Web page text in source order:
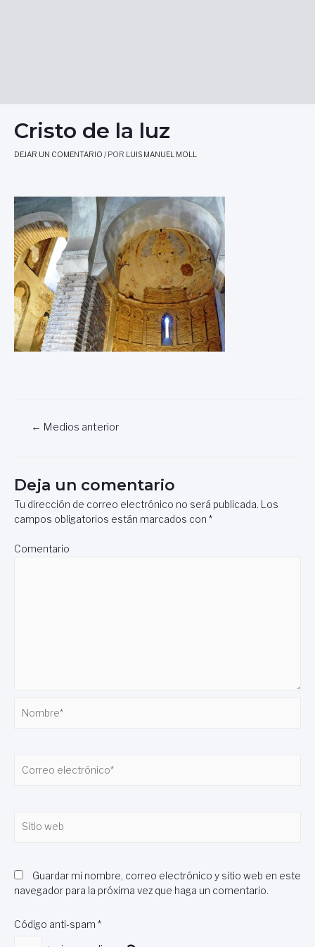
Cristo de la luz
DEJAR UN COMENTARIO / POR LUIS MANUEL MOLL
Navegación
← Medios anterior
Deja un comentario
Tu dirección de correo electrónico no será publicada. Los
campos obligatorios están marcados con *
Comentario
electrónico*
web
Guardar mi nombre, correo electrónico y sitio web en este
navegador para la próxima vez que haga un comentario.
Código anti-spam *